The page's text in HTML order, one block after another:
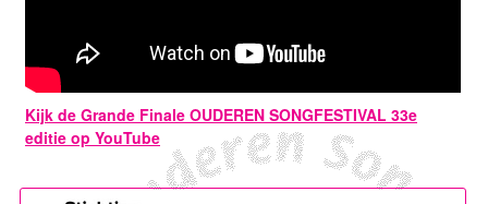
Kijk de Grande Finale OUDEREN SONGFESTIVAL 33e
editie op YouTube